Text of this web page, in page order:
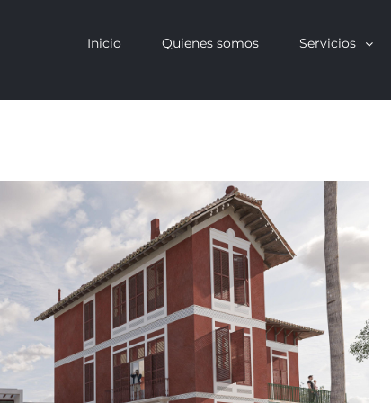
Inicio Quienes somos Servicios